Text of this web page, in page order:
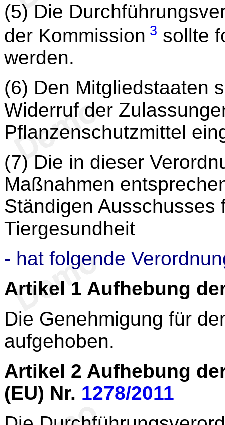
(5) Die
der Kommission 3 sollte
werden.
(6) Den Mitgliedstaaten
Widerruf der
Pflanzenschutzmittel
(7) Die in dieser
Maßnahmen
Ständigen
Tiergesundheit
- hat folgende
Artikel 1 Aufhebung
Die Genehmigung für
aufgehoben.
Artikel 2 Aufhebung
(EU) Nr. 1278/2011